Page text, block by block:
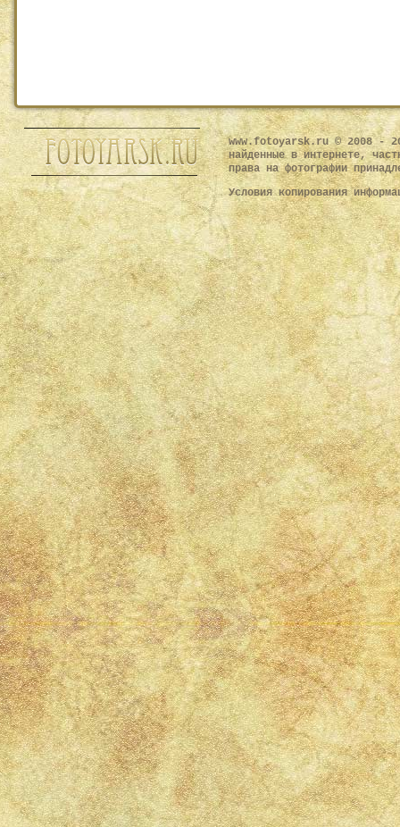
www.fotoyarsk.ru © 2008 -
найденные в интернете,
права на фотографии
Условия копирования